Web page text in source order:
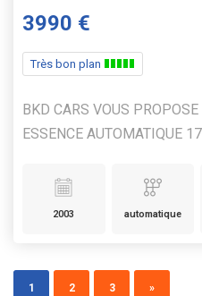
3990 €
Très bon plan
BKD CARS VOUS
ESSENCE AUTOMATIQUE
2003 automatique
1 2 3 »